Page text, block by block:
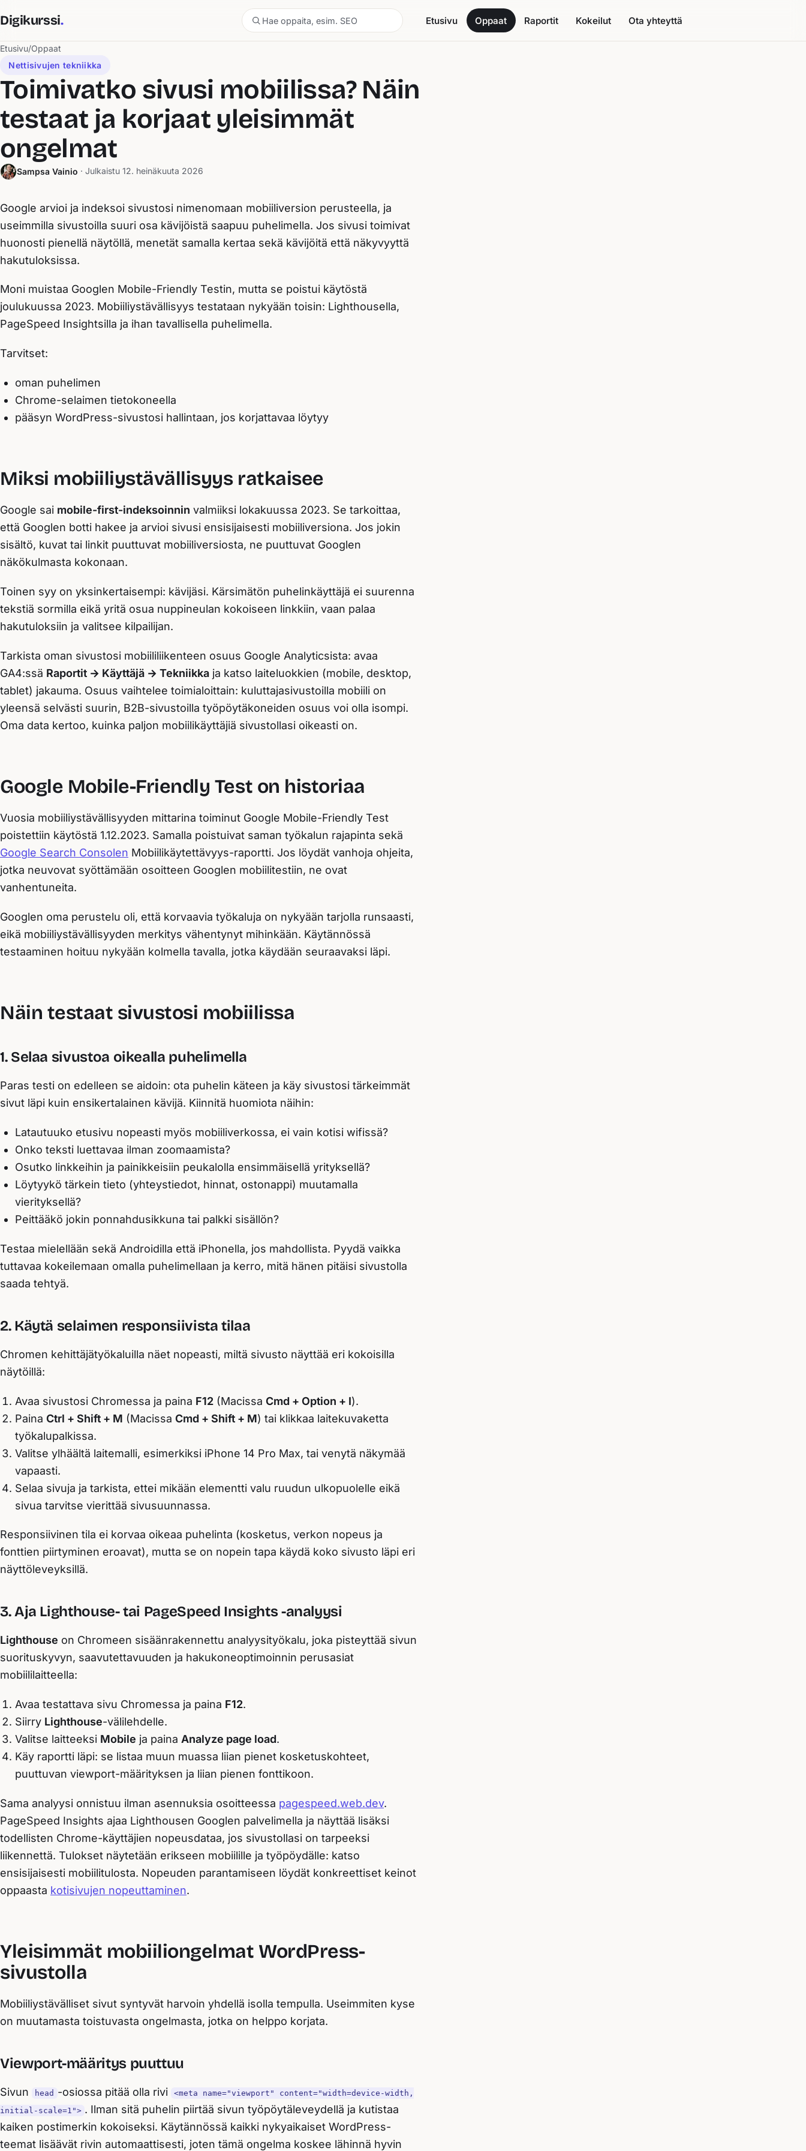
Digikurssi. Etusivu Oppaat Raportit Kokeilut Ota yhteyttä
Etusivu/Oppaat
Nettisivujen tekniikka
Toimivatko sivusi mobiilissa? Näin
testaat ja korjaat yleisimmät
ongelmat
Sampsa Vainio · Julkaistu 12. heinäkuuta 2026
Google arvioi ja indeksoi sivustosi nimenomaan mobiiliversion perusteella, ja
useimmilla sivustoilla suuri osa kävijöistä saapuu puhelimella. Jos sivusi toimivat
huonosti pienellä näytöllä, menetät samalla kertaa sekä kävijöitä että näkyvyyttä
hakutuloksissa.
Moni muistaa Googlen Mobile-Friendly Testin, mutta se poistui käytöstä
joulukuussa 2023. Mobiiliystävällisyys testataan nykyään toisin: Lighthousella,
PageSpeed Insightsilla ja ihan tavallisella puhelimella.
Tarvitset:
oman puhelimen
Chrome-selaimen tietokoneella
pääsyn WordPress-sivustosi hallintaan, jos korjattavaa löytyy
Miksi mobiiliystävällisyys ratkaisee
Google sai mobile-first-indeksoinnin valmiiksi lokakuussa 2023. Se tarkoittaa,
että Googlen botti hakee ja arvioi sivusi ensisijaisesti mobiiliversiona. Jos jokin
sisältö, kuvat tai linkit puuttuvat mobiiliversiosta, ne puuttuvat Googlen
näkökulmasta kokonaan.
Toinen syy on yksinkertaisempi: kävijäsi. Kärsimätön puhelinkäyttäjä ei suurenna
tekstiä sormilla eikä yritä osua nuppineulan kokoiseen linkkiin, vaan palaa
hakutuloksiin ja valitsee kilpailijan.
Tarkista oman sivustosi mobiililiikenteen osuus Google Analyticsista: avaa
GA4:ssä Raportit → Käyttäjä → Tekniikka ja katso laiteluokkien (mobile, desktop,
tablet) jakauma. Osuus vaihtelee toimialoittain: kuluttajasivustoilla mobiili on
yleensä selvästi suurin, B2B-sivustoilla työpöytäkoneiden osuus voi olla isompi.
Oma data kertoo, kuinka paljon mobiilikäyttäjiä sivustollasi oikeasti on.
Google Mobile-Friendly Test on historiaa
Vuosia mobiiliystävällisyyden mittarina toiminut Google Mobile-Friendly Test
poistettiin käytöstä 1.12.2023. Samalla poistuivat saman työkalun rajapinta sekä
Google Search Consolen Mobiilikäytettävyys-raportti. Jos löydät vanhoja ohjeita,
jotka neuvovat syöttämään osoitteen Googlen mobiilitestiin, ne ovat
vanhentuneita.
Googlen oma perustelu oli, että korvaavia työkaluja on nykyään tarjolla runsaasti,
eikä mobiiliystävällisyyden merkitys vähentynyt mihinkään. Käytännössä
testaaminen hoituu nykyään kolmella tavalla, jotka käydään seuraavaksi läpi.
Näin testaat sivustosi mobiilissa
1. Selaa sivustoa oikealla puhelimella
Paras testi on edelleen se aidoin: ota puhelin käteen ja käy sivustosi tärkeimmät
sivut läpi kuin ensikertalainen kävijä. Kiinnitä huomiota näihin:
Latautuuko etusivu nopeasti myös mobiiliverkossa, ei vain kotisi wifissä?
Onko teksti luettavaa ilman zoomaamista?
Osutko linkkeihin ja painikkeisiin peukalolla ensimmäisellä yrityksellä?
Löytyykö tärkein tieto (yhteystiedot, hinnat, ostonappi) muutamalla
vierityksellä?
Peittääkö jokin ponnahdusikkuna tai palkki sisällön?
Testaa mielellään sekä Androidilla että iPhonella, jos mahdollista. Pyydä vaikka
tuttavaa kokeilemaan omalla puhelimellaan ja kerro, mitä hänen pitäisi sivustolla
saada tehtyä.
2. Käytä selaimen responsiivista tilaa
Chromen kehittäjätyökaluilla näet nopeasti, miltä sivusto näyttää eri kokoisilla
näytöillä:
Avaa sivustosi Chromessa ja paina F12 (MacissaCmd + Option + I).
PainaCtrl + Shift + M (MacissaCmd + Shift + M) tai klikkaa laitekuvaketta
työkalupalkissa.
Valitse ylhäältä laitemalli, esimerkiksi iPhone 14 Pro Max, tai venytä näkymää
vapaasti.
Selaa sivuja ja tarkista, ettei mikään elementti valu ruudun ulkopuolelle eikä
sivua tarvitse vierittää sivusuunnassa.
Responsiivinen tila ei korvaa oikeaa puhelinta (kosketus, verkon nopeus ja
fonttien piirtyminen eroavat), mutta se on nopein tapa käydä koko sivusto läpi eri
näyttöleveyksillä.
3. Aja Lighthouse- tai PageSpeed Insights -analyysi
Lighthouse on Chromeen sisäänrakennettu analyysityökalu, joka pisteyttää sivun
suorituskyvyn, saavutettavuuden ja hakukoneoptimoinnin perusasiat
mobiililaitteella:
Avaa testattava sivu Chromessa ja paina F12.
Siirry Lighthouse-välilehdelle.
Valitse laitteeksi Mobile ja paina Analyze page load.
Käy raportti läpi: se listaa muun muassa liian pienet kosketuskohteet,
puuttuvan viewport-määrityksen ja liian pienen fonttikoon.
Sama analyysi onnistuu ilman asennuksia osoitteessa pagespeed.web.dev.
PageSpeed Insights ajaa Lighthousen Googlen palvelimella ja näyttää lisäksi
todellisten Chrome-käyttäjien nopeusdataa, jos sivustollasi on tarpeeksi
liikennettä. Tulokset näytetään erikseen mobiilille ja työpöydälle: katso
ensisijaisesti mobiilitulosta. Nopeuden parantamiseen löydät konkreettiset keinot
oppaasta kotisivujen nopeuttaminen.
Yleisimmät mobiiliongelmat WordPress-
sivustolla
Mobiiliystävälliset sivut syntyvät harvoin yhdellä isolla tempulla. Useimmiten kyse
on muutamasta toistuvasta ongelmasta, jotka on helppo korjata.
Viewport-määritys puuttuu
Sivun head -osiossa pitää olla rivi
<meta name="viewport" content="width=device-width,
initial-scale=1"> . Ilman sitä puhelin piirtää sivun työpöytäleveydellä ja kutistaa
kaiken postimerkin kokoiseksi. Käytännössä kaikki nykyaikaiset WordPress-
teemat lisäävät rivin automaattisesti, joten tämä ongelma koskee lähinnä hyvin